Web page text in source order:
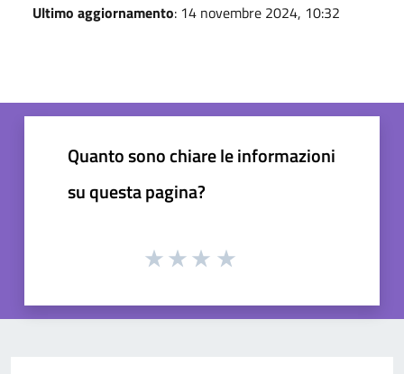
Ultimo aggiornamento: 14 novembre 2024, 10:32
Quanto sono chiare le informazioni
su questa pagina?